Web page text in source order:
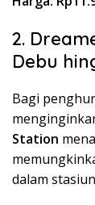
2.
Debu
Bagi
Station
dalam